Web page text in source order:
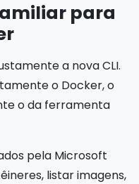
para
a nova CLI.
o Docker, o
o da ferramenta
pela Microsoft
listar imagens,